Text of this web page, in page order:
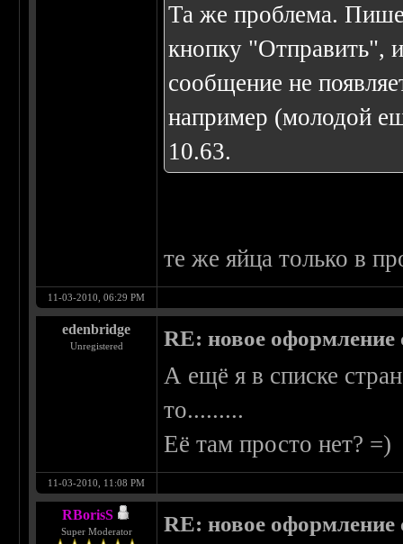
Та же проблема.
кнопку "Отправить",
сообщение не
например (молодой
10.63.
те же яйца только в
11-03-2010, 06:29 PM
edenbridge
Unregistered RE: новое оформление
А ещё я в списке
то.........
Её там просто нет? =)
11-03-2010, 11:08 PM
RBorisS
Super Moderator RE: новое оформление